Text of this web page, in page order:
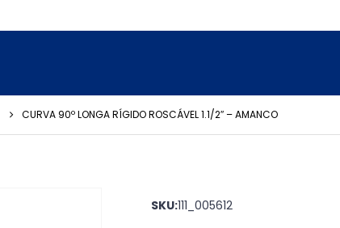
CURVA 90º LONGA RÍGIDO ROSCÁVEL 1.1/2″ – AMANCO
SKU:111_005612